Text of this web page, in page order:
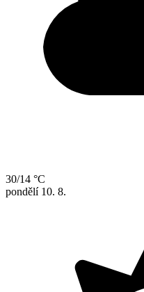
30/14 °C
pondělí 10. 8.